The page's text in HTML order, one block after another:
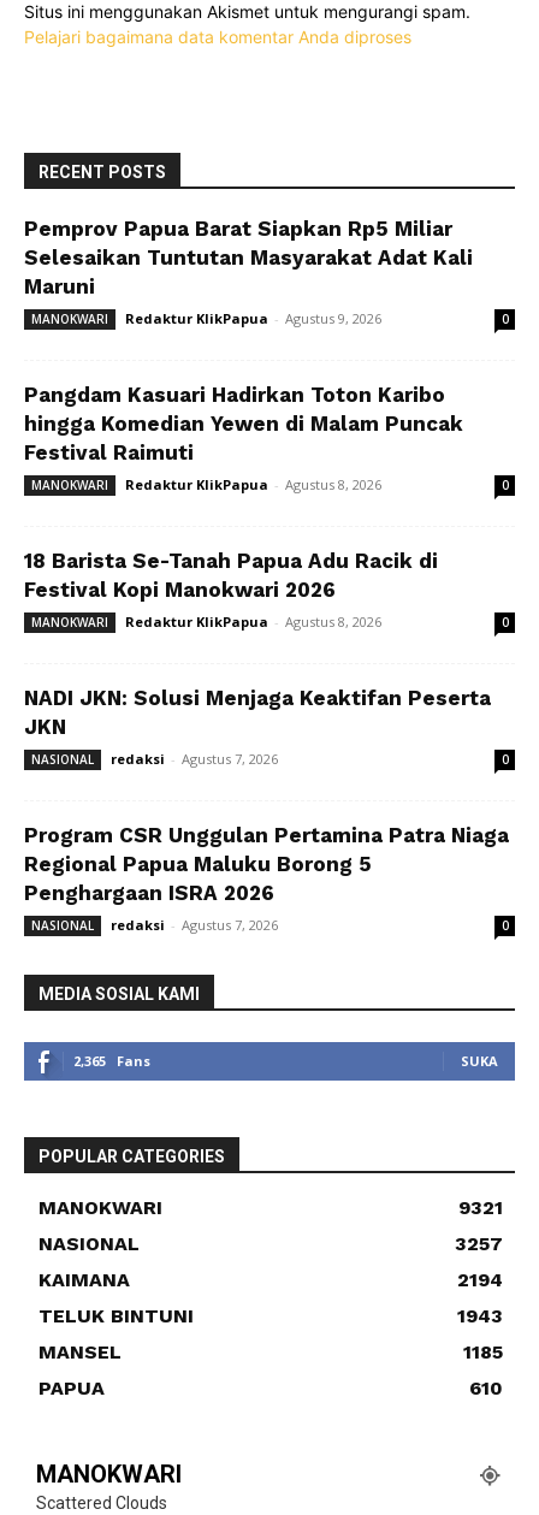
Situs ini menggunakan Akismet untuk mengurangi spam.
Pelajari bagaimana data komentar Anda diproses
RECENT POSTS
Pemprov Papua Barat Siapkan Rp5 Miliar
Selesaikan Tuntutan Masyarakat Adat Kali
Maruni
MANOKWARI Redaktur KlikPapua - Agustus 9, 2026 0
Pangdam Kasuari Hadirkan Toton Karibo
hingga Komedian Yewen di Malam Puncak
Festival Raimuti
MANOKWARI Redaktur KlikPapua - Agustus 8, 2026 0
18 Barista Se-Tanah Papua Adu Racik di
Festival Kopi Manokwari 2026
MANOKWARI Redaktur KlikPapua - Agustus 8, 2026 0
NADI JKN: Solusi Menjaga Keaktifan Peserta
JKN
NASIONAL redaksi - Agustus 7, 2026 0
Program CSR Unggulan Pertamina Patra Niaga
Regional Papua Maluku Borong 5
Penghargaan ISRA 2026
NASIONAL redaksi - Agustus 7, 2026 0
MEDIA SOSIAL KAMI
2,365 Fans SUKA
POPULAR CATEGORIES
MANOKWARI
9321
NASIONAL
3257
KAIMANA
2194
TELUK BINTUNI
1943
MANSEL
1185
PAPUA
610
MANOKWARI
Scattered Clouds